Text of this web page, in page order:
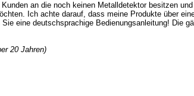
an die noch keinen Metalldetektor besitzen
Ich achte darauf, dass meine Produkte über
eine deutschsprachige Bedienungsanleitung! Die
20 Jahren)